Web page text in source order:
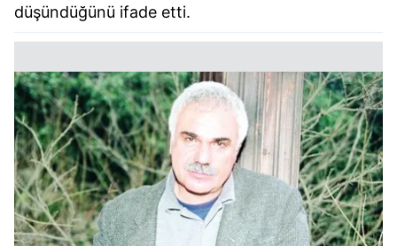
düşündüğünü ifade etti.